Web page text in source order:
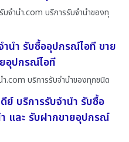
จํานํา.com บริการรับจำนำของทุ
นำ รับซื้ออุปกรณ์ไอที ขาย
อุปกรณ์ไอที
.com บริการรับจำนำของทุกชนิด
ย์ บริการรับจำนำ รับซื้อ
และ รับฝากขายอุปกรณ์